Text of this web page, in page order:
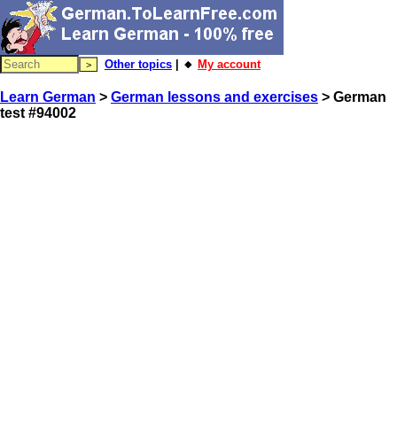
Other topics | 🔸 My account
Learn German > German lessons and exercises > German
test #94002